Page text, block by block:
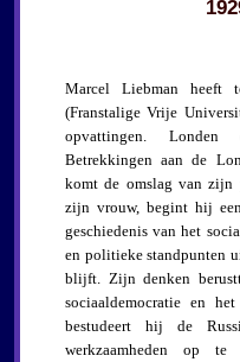
Marcel Liebman
(Franstalige Vrije
opvattingen. Londen
Betrekkingen aan de
komt de omslag van zijn
zijn vrouw, begint hij
geschiedenis van het
en politieke standpunten
blijft. Zijn denken
sociaaldemocratie en
bestudeert hij de
werkzaamheden op